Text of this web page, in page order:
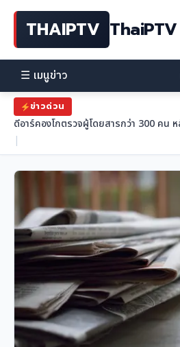
THAIPTV
☰ เมนูข่าว
ข่าวด่วน
ดีอาร์คองโกตรวจผู้โดยสารกว่า 300 คน
|